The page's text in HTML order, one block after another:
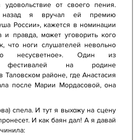
от своего пения.
назад я вручал ей премию
России», кажется в номинации
и правда, может уговорить кого
что ноги слушателей невольно
несусветное». Один из
фестивалей на родине
Таловском районе, где Анастасия
после Марии Мордасовой, она
спела. И тут я выхожу на сцену
И как баян дал! А я давай